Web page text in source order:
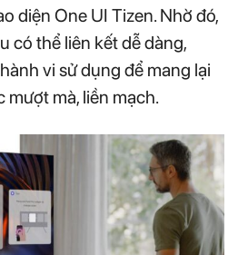
diện One UI Tizen. Nhờ đó,
có thể liên kết dễ dàng,
vi sử dụng để mang lại
mà, liền mạch.